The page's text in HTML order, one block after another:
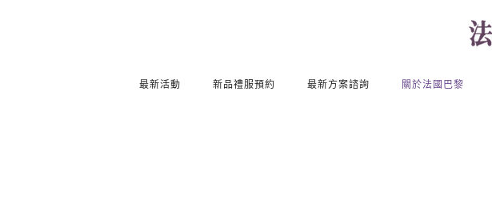
最新活動 新品禮服預約 最新方案諮詢 關於法國巴黎